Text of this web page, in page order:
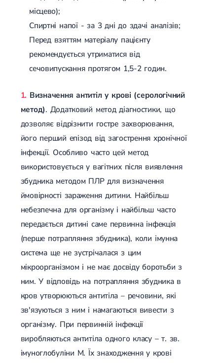
місцево);
Спиртні напої - за 3 дні до здачі аналізів;
Перед взяттям матеріалу пацієнту
рекомендується утриматися від
сечовипускання протягом 1,5-2 годин.
Визначення антитіл у крові (серологічний
метод). Додатковий метод діагностики, що
дозволяє відрізнити гостре захворювання,
його перший епізод від загострення хронічної
інфекції. Особливо часто цей метод
використовується у вагітних після виявлення
збудника методом ПЛР для визначення
ймовірності зараження дитини. Найбільш
небезпечна для організму і найбільш часто
передається дитині саме первинна інфекція
(перше потрапляння збудника), коли імунна
система ще не зустрічалася з цим
мікроорганізмом і не має досвіду боротьби з
ним. У відповідь на потрапляння збудника в
кров утворюються антитіла – речовини, які
зв'язуються з ним і намагаються вивести з
організму. При первинній інфекції
виробляються антитіла одного класу – т. зв.
імуноглобуліни М. Їх знаходження у крові